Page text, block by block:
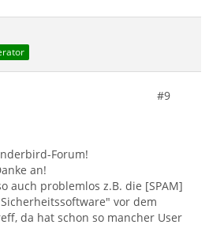
#9
Forum!
an!
auch problemlos z.B. die [SPAM]
vor dem
da hat schon so mancher User